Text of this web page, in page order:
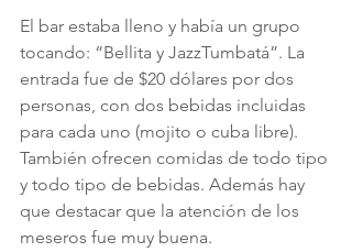
El bar estaba lleno y había un grupo
tocando: “Bellita y JazzTumbatá”. La
entrada fue de $20 dólares por dos
personas, con dos bebidas incluidas
para cada uno (mojito o cuba libre).
También ofrecen comidas de todo tipo
y todo tipo de bebidas. Además hay
que destacar que la atención de los
meseros fue muy buena.